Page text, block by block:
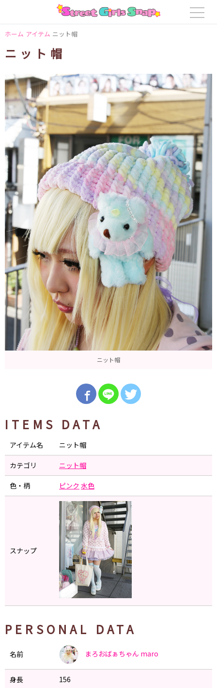
ホーム アイテム ニット帽
ニット帽
ニット帽
ITEMS DATA
アイテム名 ニット帽
カテゴリ ニット帽
色・柄 ピンク 水色
スナップ
PERSONAL DATA
名前 まろおばぁちゃん maro
身長 156